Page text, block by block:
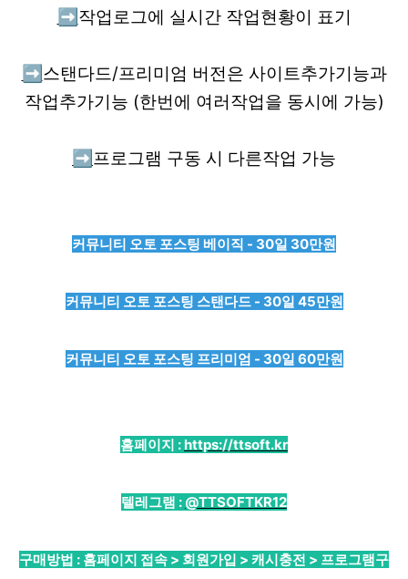
➡️ 작업로그에 실시간 작업현황이 표기
➡️ 스탠다드/프리미엄 버전은 사이트추가기능과
작업추가기능 (한번에 여러작업을 동시에 가능)
➡️ 프로그램 구동 시 다른작업 가능
커뮤니티 오토 포스팅 베이직 - 30일 30만원
커뮤니티 오토 포스팅 스탠다드 - 30일 45만원
커뮤니티 오토 포스팅 프리미엄 - 30일 60만원
홈페이지 :https://ttsoft.kr
텔레그램 : @TTSOFTKR12
구매방법 : 홈페이지 접속 > 회원가입 > 캐시충전 > 프로그램구